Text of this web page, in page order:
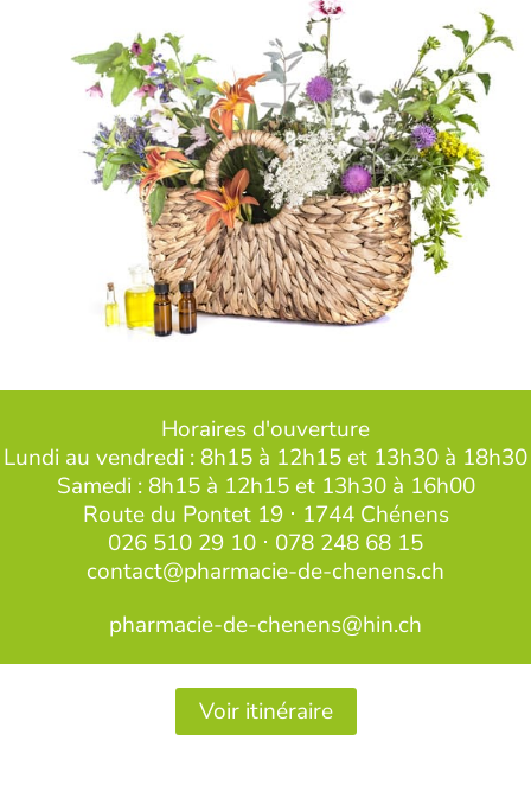
Horaires d'ouverture
Lundi au vendredi : 8h15 à 12h15 et 13h30 à 18h30
Samedi : 8h15 à 12h15 et 13h30 à 16h00
Route du Pontet 19 ⋅ 1744 Chénens
026 510 29 10 ⋅ 078 248 68 15
contact@pharmacie-de-chenens.ch
pharmacie-de-chenens@hin.ch
Voir itinéraire